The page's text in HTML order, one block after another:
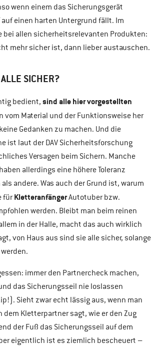
wenn einem das Sicherungsgerät
einen harten Untergrund fällt. Im
bei allen sicherheitsrelevanten Produkten:
mehr sicher ist, dann lieber austauschen.
SICHER?
bedient, sind alle hier vorgestellten
vom Material und der Funktionsweise her
Gedanken zu machen. Und die
ist laut der DAV Sicherheitsforschung
Versagen beim Sichern. Manche
allerdings eine höhere Toleranz
andere. Was auch der Grund ist, warum
für KletteranfängerAutotuber bzw.
werden. Bleibt man beim reinen
in der Halle, macht das auch wirklich
von Haus aus sind sie alle sicher, solange
immer den Partnercheck machen,
das Sicherungsseil nie loslassen
Sieht zwar echt lässig aus, wenn man
dem Kletterpartner sagt, wie er den Zug
der Fuß das Sicherungsseil auf dem
eigentlich ist es ziemlich bescheuert –